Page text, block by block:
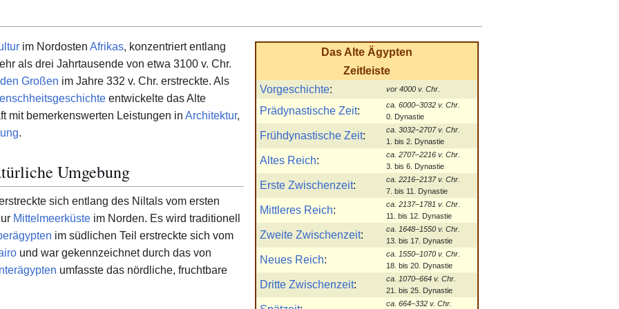
Das Alte Ägypten
Zeitleiste
Vorgeschichte: vor 4000 v. Chr.
Prädynastische Zeit:
ca. 6000–3032 v. Chr.
0. Dynastie
Frühdynastische Zeit:
ca. 3032–2707 v. Chr.
1. bis 2. Dynastie
Altes Reich:
ca. 2707–2216 v. Chr.
3. bis 6. Dynastie
Erste Zwischenzeit:
ca. 2216–2137 v. Chr.
7. bis 11. Dynastie
Mittleres Reich:
ca. 2137–1781 v. Chr.
11. bis 12. Dynastie
Zweite Zwischenzeit:
ca. 1648–1550 v. Chr.
13. bis 17. Dynastie
Neues Reich:
ca. 1550–1070 v. Chr.
18. bis 20. Dynastie
Dritte Zwischenzeit:
ca. 1070–664 v. Chr.
21. bis 25. Dynastie
ca. 664–332 v. Chr.
im Nordosten Afrikas, konzentriert entlang
als drei Jahrtausende von etwa 3100 v. Chr.
Großen im Jahre 332 v. Chr. erstreckte. Als
entwickelte das Alte
mit bemerkenswerten Leistungen in Architektur,
.
Umgebung
sich entlang des Niltals vom ersten
Mittelmeerküste im Norden. Es wird traditionell
im südlichen Teil erstreckte sich vom
und war gekennzeichnet durch das von
umfasste das nördliche, fruchtbare